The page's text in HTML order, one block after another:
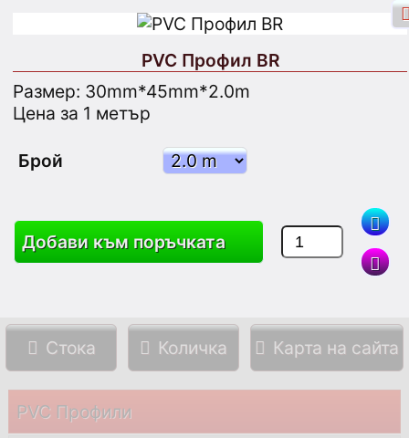
Търсене
Cтока Количка Карта на сайта
PVC Профили
PVC Профил BR
Размер: 30mm*45mm*2.0m
Цена за 1 метър
Брой
Добави към поръчката